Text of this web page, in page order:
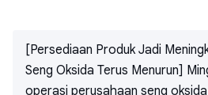
[Persediaan Produk Jadi
Seng Oksida Terus Menurun]
operasi perusahaan seng